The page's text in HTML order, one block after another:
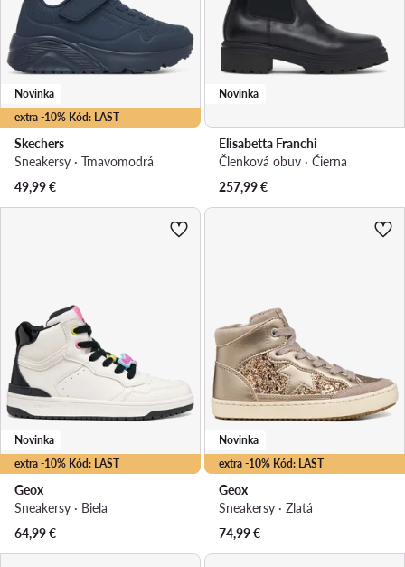
extra -10% Kód: LAST
Novinka
Skechers
Sneakersy · Tmavomodrá
49,99€
Novinka
Elisabetta Franchi
Členková obuv · Čierna
257,99€
extra -10% Kód: LAST
Novinka
Geox
Sneakersy · Biela
64,99€
extra -10% Kód: LAST
Novinka
Geox
Sneakersy · Zlatá
74,99€